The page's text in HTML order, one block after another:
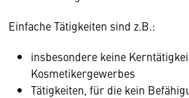
Einfache Tätigkeiten sind z.B.:
insbesondere keine
Kosmetikergewerbes
Tätigkeiten, für die kein